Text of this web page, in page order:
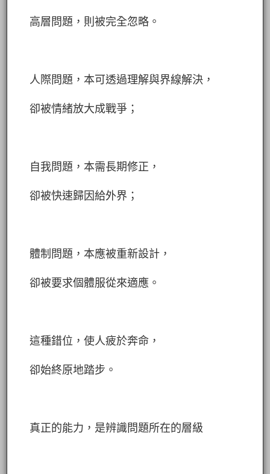
高層問題，則被完全忽略。
人際問題，本可透過理解與界線解決，
卻被情緒放大成戰爭；
自我問題，本需長期修正，
卻被快速歸因給外界；
體制問題，本應被重新設計，
卻被要求個體服從來適應。
這種錯位，使人疲於奔命，
卻始終原地踏步。
真正的能力，是辨識問題所在的層級